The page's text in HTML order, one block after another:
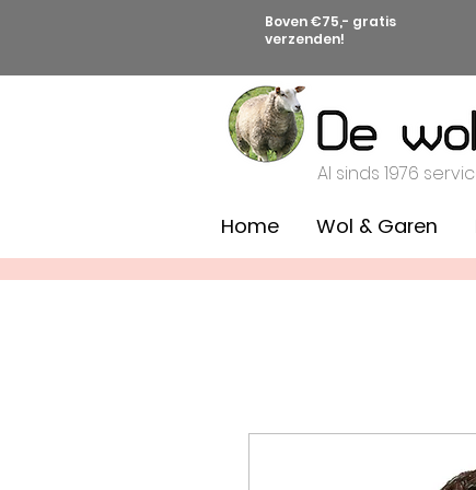
Boven €75,- gratis
verzenden!
Al sinds 1976
Home Wol & Garen